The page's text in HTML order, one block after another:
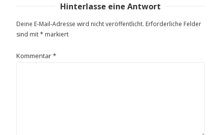
Hinterlasse eine Antwort
Deine E-Mail-Adresse wird nicht veröffentlicht. Erforderliche Felder
sind mit* markiert
Kommentar*